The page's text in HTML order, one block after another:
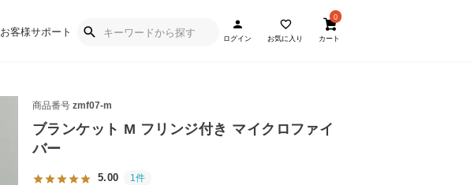
お客様サポート
ログイン お気に入り
0
カート
商品番号 zmf07-m
ブランケット M フリンジ付き マイクロファイ
バー
5.00 1件